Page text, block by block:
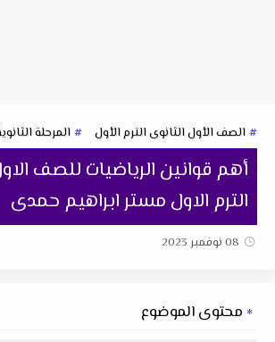
الصف الأول الثانوى الترم الأول المرحلة
أهم قوانين الرياضيات للصف
الترم الاول مستر ابراهيم حمدى
08 نوفمبر 2023
محتوى الموضوع